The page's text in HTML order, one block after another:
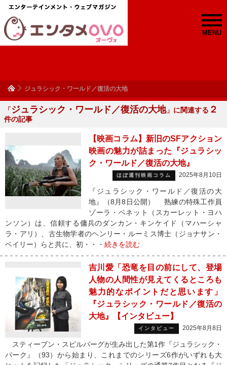
MENU
ジュラシック・ワールド／復活の大地
「ジュラシック・ワールド／復活の大地」に関連する ２
件の記事
【映画コラム】新旧のSFアクション
映画の魅力が詰まった『ジュラシッ
ク・ワールド／復活の大地』
ほぼ週刊映画コラム 2025年8月10日
『ジュラシック・ワールド／復活の大
地』（8月8日公開） 熟練の特殊工作員
ゾーラ・ベネット（スカーレット・ヨハ
ンソン）は、信頼する傭兵のダンカン・キンケイド（マハーシャ
ラ・アリ）、古生物学者のヘンリー・ルーミス博士（ジョナサン・
ベイリー）らと共に、初・・・ 続きを読む
吉川愛「恐竜を目の前にして、登場
人物の人間性が見えてくるところも
魅力的なポイントだと思います」
『ジュラシック・ワールド／復活の
大地』【インタビュー】
インタビュー 2025年8月8日
スティーブン・スピルバーグが生み出した第1作『ジュラシック・
パーク』（93）から始まり、これまでのシリーズ6作がいずれも大